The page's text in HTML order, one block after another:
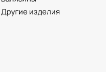
Другие изделия